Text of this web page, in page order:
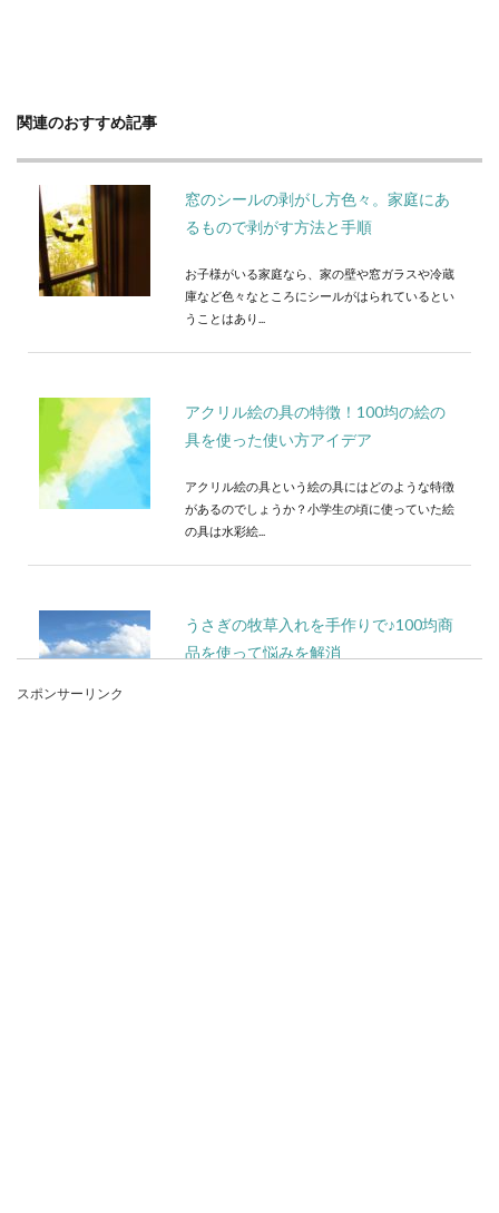
関連のおすすめ記事
窓のシールの剥がし方色々。家庭にあ
るもので剥がす方法と手順
お子様がいる家庭なら、家の壁や窓ガラスや冷蔵
庫など色々なところにシールがはられているとい
うことはあり...
アクリル絵の具の特徴！100均の絵の
具を使った使い方アイデア
アクリル絵の具という絵の具にはどのような特徴
があるのでしょうか？小学生の頃に使っていた絵
の具は水彩絵...
うさぎの牧草入れを手作りで♪100均商
品を使って悩みを解消
スポンサーリンク